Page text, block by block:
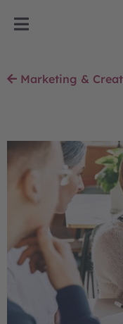
Marketing &